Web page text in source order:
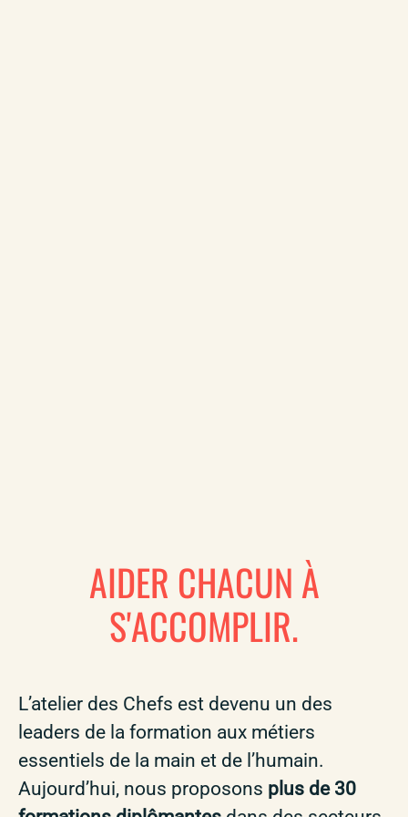
AIDER CHACUN À
S'ACCOMPLIR.
L’atelier des Chefs est devenu un des
leaders de la formation aux métiers
essentiels de la main et de l’humain.
Aujourd’hui, nous proposons plus de 30